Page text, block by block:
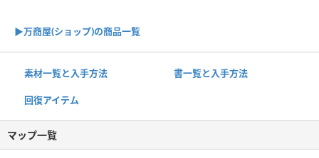
▶︎万商屋(ショップ)の商品一覧
素材一覧と入手方法 書一覧と入手方法
回復アイテム
マップ一覧